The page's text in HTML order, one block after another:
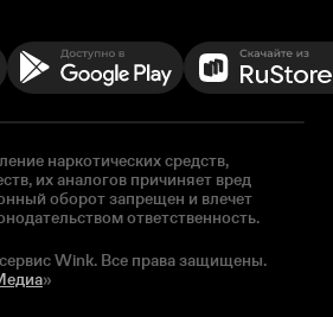
наркотических средств,
их аналогов причиняет вред
оборот запрещен и влечет
ответственность.
Wink. Все права защищены.
»